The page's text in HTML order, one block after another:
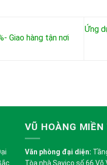
Giao hàng tận nơi
Ứng
VŨ HOÀNG MIỀN
Văn phòng đại diện:
Tòa nhà Savico số 66 Võ